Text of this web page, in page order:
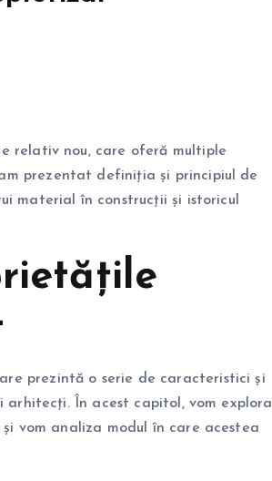
relativ nou, care oferă multiple
prezentat definiția și principiul de
material în construcții și istoricul
prezintă o serie de caracteristici și
În acest capitol, vom explora
vom analiza modul în care acestea